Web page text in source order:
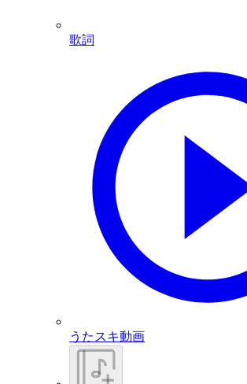
歌詞
うたスキ動画